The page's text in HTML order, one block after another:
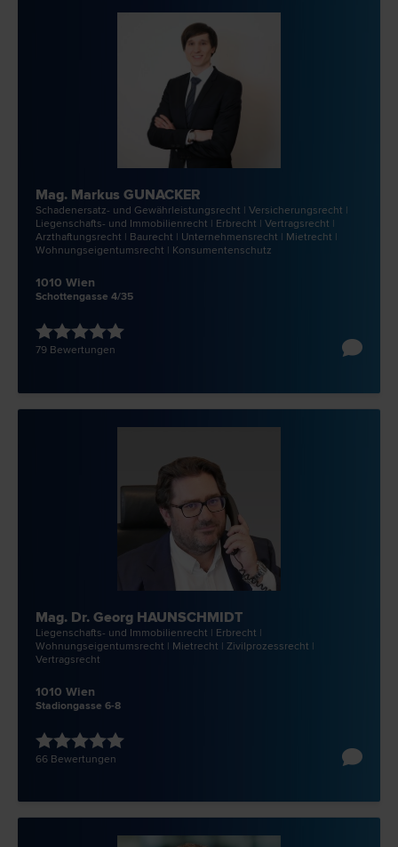
Mag. Markus GUNACKER
Schadenersatz- und Gewährleistungs­recht | Versicherungs­recht |
Liegenschafts- und Immobilien­recht | Erb­recht | Vertrags­recht |
Arzthaftungs­recht | Bau­recht | Unternehmens­recht | Miet­recht |
Wohnungseigentums­recht | Konsumentenschutz
1010 Wien
Schottengasse 4/35
79 Bewertungen
Mag. Dr. Georg HAUNSCHMIDT
Liegenschafts- und Immobilien­recht | Erb­recht |
Wohnungseigentums­recht | Miet­recht | Zivilprozess­recht |
Vertrags­recht
1010 Wien
Stadiongasse 6-8
66 Bewertungen